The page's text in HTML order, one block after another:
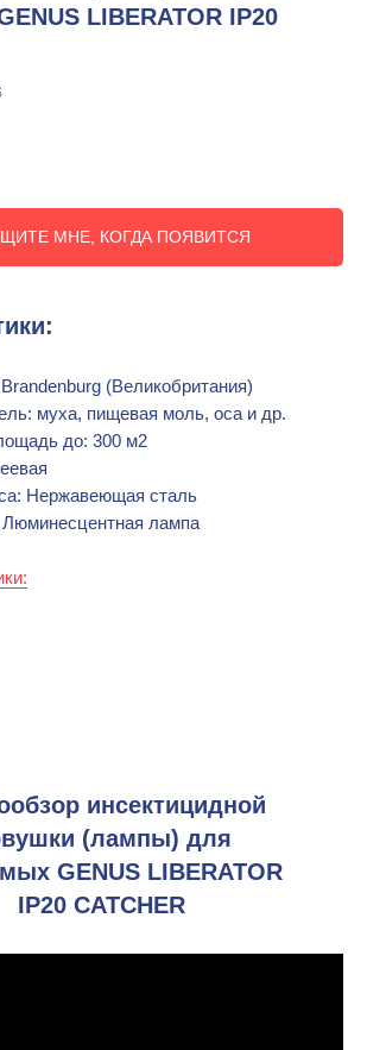
LIBERATOR IP20
МНЕ, КОГДА ПОЯВИТСЯ
(Великобритания)
муха, пищевая моль, оса и др.
до: 300 м2
Нержавеющая сталь
Люминесцентная лампа
инсектицидной
(лампы) для
GENUS LIBERATOR
IP20 CATCHER